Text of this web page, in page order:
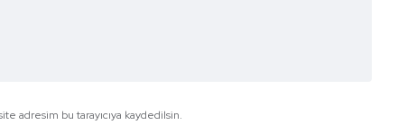
adresim bu tarayıcıya kaydedilsin.